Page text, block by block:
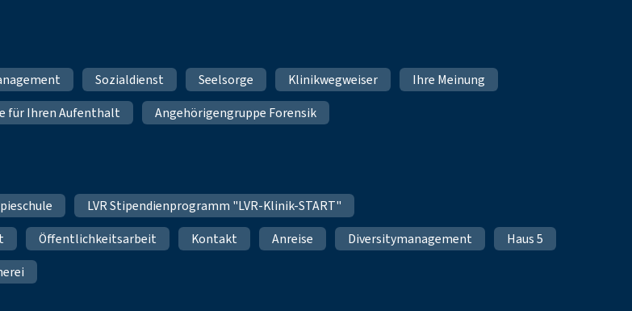
Sozialdienst Seelsorge Klinikwegweiser
Ihre Meinung
für Ihren Aufenthalt Angehörigengruppe Forensik
LVR Stipendienprogramm "LVR-Klinik-START"
Öffentlichkeitsarbeit Kontakt Anreise Diversitymanagement
Haus 5